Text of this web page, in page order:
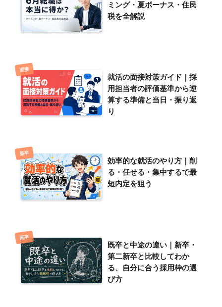
ミング・夏ボーナス・住民
税を全解説
面接
就活の面接対策ガイド｜採
用担当者の評価基準から逆
算する準備と当日・振り返
り
新卒
効率的な就活のやり方｜削
る・任せる・集中するで最
短内定を狙う
既卒
既卒と中途の違い｜新卒・
第二新卒と比較してわか
る、自分に合う採用枠の選
び方